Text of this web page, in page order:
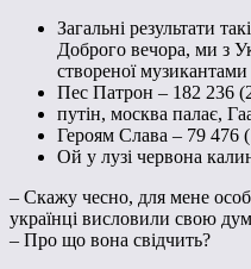
Загальні результати
Доброго вечора, ми з
створеної
Пес Патрон – 182 236
путін, москва палає,
Героям Слава – 79 476
Ой у лузі червона
– Скажу чесно, для мене
українці висловили свою
– Про що вона свідчить?